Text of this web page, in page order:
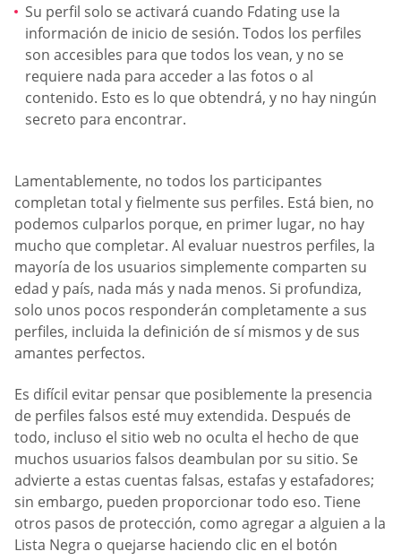
Su perfil solo se activará cuando Fdating use la
información de inicio de sesión. Todos los perfiles
son accesibles para que todos los vean, y no se
requiere nada para acceder a las fotos o al
contenido. Esto es lo que obtendrá, y no hay ningún
secreto para encontrar.
Lamentablemente, no todos los participantes
completan total y fielmente sus perfiles. Está bien, no
podemos culparlos porque, en primer lugar, no hay
mucho que completar. Al evaluar nuestros perfiles, la
mayoría de los usuarios simplemente comparten su
edad y país, nada más y nada menos. Si profundiza,
solo unos pocos responderán completamente a sus
perfiles, incluida la definición de sí mismos y de sus
amantes perfectos.
Es difícil evitar pensar que posiblemente la presencia
de perfiles falsos esté muy extendida. Después de
todo, incluso el sitio web no oculta el hecho de que
muchos usuarios falsos deambulan por su sitio. Se
advierte a estas cuentas falsas, estafas y estafadores;
sin embargo, pueden proporcionar todo eso. Tiene
otros pasos de protección, como agregar a alguien a la
Lista Negra o quejarse haciendo clic en el botón